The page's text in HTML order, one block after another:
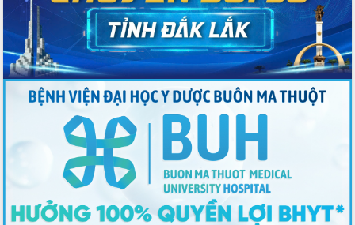
2026-2031
Đảm bảo cuộc bầu cử đại biểu Quốc
hội và đại biểu HĐND các cấp diễn ra
an toàn, hiệu quả, đúng quy định
Thủ tướng Chính phủ Phạm Minh Chính
kiểm tra, chỉ đạo hoàn thành các dự
án cao tốc và thăm khu tái định cư tại
Sôi nổi Hội đua ngựa truyền thống Gò
Thì Thùng mừng Xuân Bính Ngọ 2026
Lãnh đạo tỉnh dâng hương tưởng niệm
tại Đập Đồng Cam đầu Xuân Bính Ngọ
Ngành nông nghiệp phấn đấu tăng